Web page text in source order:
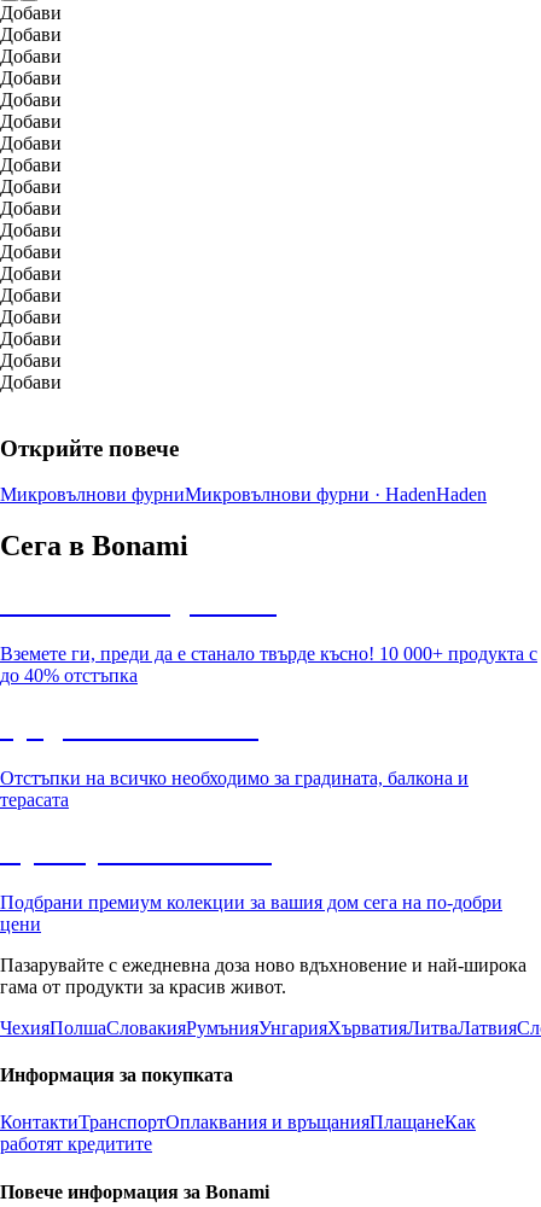
Добави
Добави
Добави
Добави
Добави
Добави
Добави
Добави
Добави
Добави
Добави
Добави
Добави
Добави
Добави
Добави
Добави
Добави
Открийте повече
Микровълнови фурниМикровълнови фурни · HadenHaden
Сега в Bonami
Вземете ги, преди да е станало твърде късно! 10 000+ продукта с
до 40% отстъпка
Отстъпки на всичко необходимо за градината, балкона и
терасата
Подбрани премиум колекции за вашия дом сега на по-добри
цени
Пазарувайте с ежедневна доза ново вдъхновение и най-широка
гама от продукти за красив живот.
ЧехияПолшаСловакияРумънияУнгарияХърватияЛитваЛатвия
Информация за покупката
КонтактиТранспортОплаквания и връщанияПлащанеКак
работят кредитите
Повече информация за Bonami